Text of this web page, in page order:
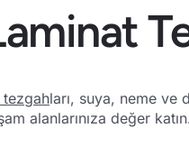
ları, suya, neme ve
alanlarınıza değer